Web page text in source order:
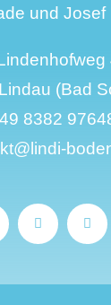
und Josef
(Bad
8382